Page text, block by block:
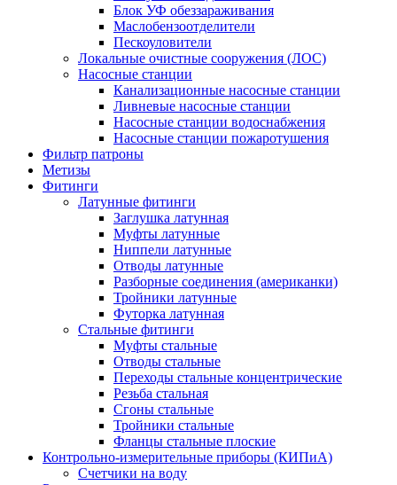
Блок УФ обеззараживания
Маслобензоотделители
Пескоуловители
Локальные очистные сооружения (ЛОС)
Насосные станции
Канализационные насосные станции
Ливневые насосные станции
Насосные станции водоснабжения
Насосные станции пожаротушения
Фильтр патроны
Метизы
Фитинги
Латунные фитинги
Заглушка латунная
Муфты латунные
Ниппели латунные
Отводы латунные
Разборные соединения (американки)
Тройники латунные
Футорка латунная
Стальные фитинги
Муфты стальные
Отводы стальные
Переходы стальные концентрические
Резьба стальная
Сгоны стальные
Тройники стальные
Фланцы стальные плоские
Контрольно-измерительные приборы (КИПиА)
Счетчики на воду